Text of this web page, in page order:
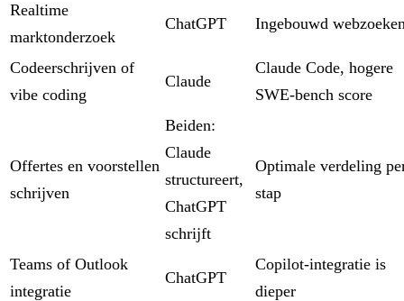
Realtime
marktonderzoek
ChatGPT Ingebouwd
Codeerschrijven of
vibe coding
Claude
Claude Code, hogere
SWE-bench score
Offertes en voorstellen
schrijven
Beiden:
Claude
structureert,
ChatGPT
schrijft
Optimale verdeling
stap
Teams of Outlook
integratie
ChatGPT
Copilot-integratie is
dieper